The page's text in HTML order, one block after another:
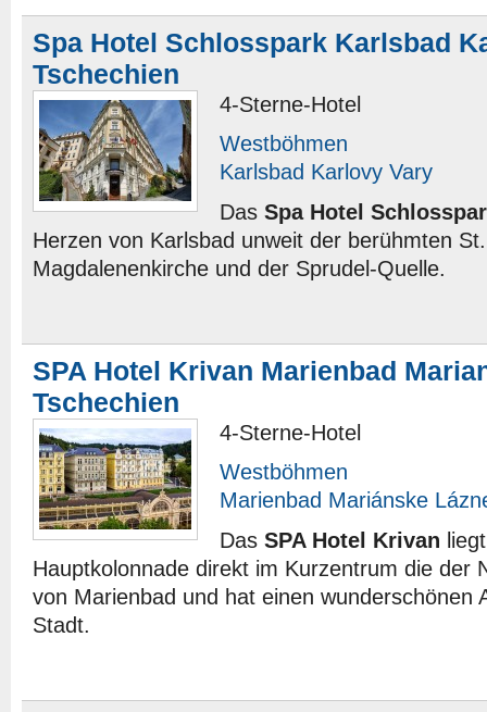
Spa Hotel Schlosspark Karlsbad
Tschechien
4-Sterne-Hotel
Westböhmen
Karlsbad Karlovy Vary
Das Spa Hotel
Herzen von Karlsbad unweit der berühmten
Magdalenenkirche und der Sprudel-Quelle.
SPA Hotel Krivan Marienbad
Tschechien
4-Sterne-Hotel
Westböhmen
Marienbad Mariánske
Das SPA Hotel Krivan
Hauptkolonnade direkt im Kurzentrum die der
von Marienbad und hat einen wunderschönen
Stadt.